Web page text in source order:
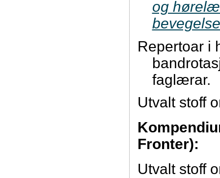
og
bevegelse
Repertoar i
faglærar.
Utvalt stoff
Fronter):
Utvalt stoff